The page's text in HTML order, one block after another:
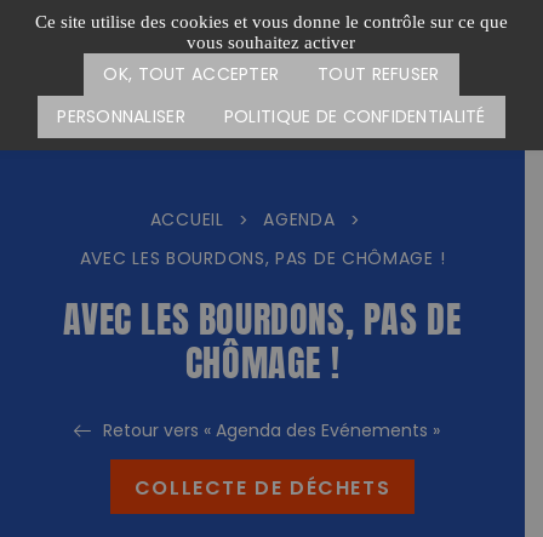
Ce site utilise des cookies et vous donne le contrôle sur ce que
vous souhaitez activer
OK, TOUT ACCEPTER
TOUT REFUSER
PERSONNALISER
POLITIQUE DE CONFIDENTIALITÉ
Passer
Menu
CARTE DES ACTIONS FAIRE UN DON
ACCUEIL > AGENDA
>
AVEC LES BOURDONS, PAS DE CHÔMAGE !
AVEC LES BOURDONS, PAS DE
CHÔMAGE !
Retour vers « Agenda des Evénements »
COLLECTE DE DÉCHETS